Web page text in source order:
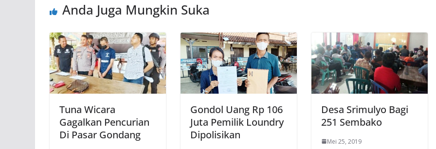
Anda Juga Mungkin Suka
Tuna Wicara
Gagalkan Pencurian
Di Pasar Gondang
Gondol Uang Rp 106
Juta Pemilik Loundry
Dipolisikan
Desa Srimulyo Bagi
251 Sembako
Mei 25, 2019